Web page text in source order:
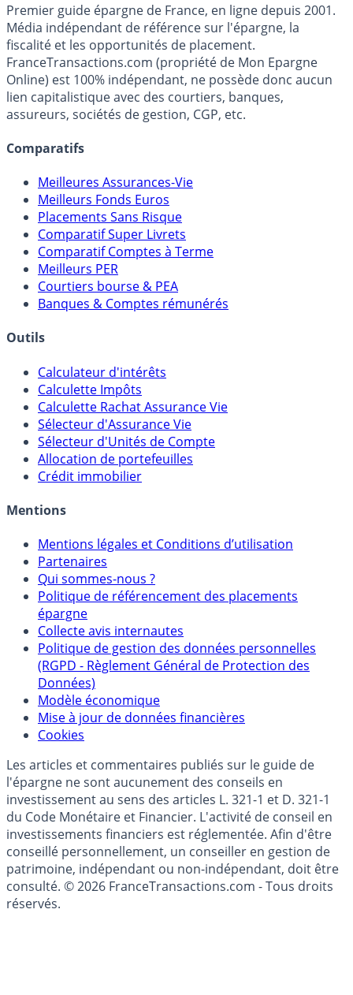
Premier guide épargne de France, en ligne depuis 2001.
Média indépendant de référence sur l'épargne, la
fiscalité et les opportunités de placement.
FranceTransactions.com (propriété de Mon Epargne
Online) est 100% indépendant, ne possède donc aucun
lien capitalistique avec des courtiers, banques,
assureurs, sociétés de gestion, CGP, etc.
Comparatifs
Meilleures Assurances-Vie
Meilleurs Fonds Euros
Placements Sans Risque
Comparatif Super Livrets
Comparatif Comptes à Terme
Meilleurs PER
Courtiers bourse & PEA
Banques & Comptes rémunérés
Outils
Calculateur d'intérêts
Calculette Impôts
Calculette Rachat Assurance Vie
Sélecteur d'Assurance Vie
Sélecteur d'Unités de Compte
Allocation de portefeuilles
Crédit immobilier
Mentions
Mentions légales et Conditions d’utilisation
Partenaires
Qui sommes-nous ?
Politique de référencement des placements
épargne
Collecte avis internautes
Politique de gestion des données personnelles
(RGPD - Règlement Général de Protection des
Données)
Modèle économique
Mise à jour de données financières
Cookies
Les articles et commentaires publiés sur le guide de
l'épargne ne sont aucunement des conseils en
investissement au sens des articles L. 321-1 et D. 321-1
du Code Monétaire et Financier. L'activité de conseil en
investissements financiers est réglementée. Afin d'être
conseillé personnellement, un conseiller en gestion de
patrimoine, indépendant ou non-indépendant, doit être
consulté. © 2026 FranceTransactions.com - Tous droits
réservés.